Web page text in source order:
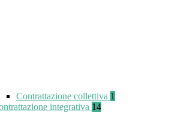
Contrattazione collettiva 1
integrativa 14